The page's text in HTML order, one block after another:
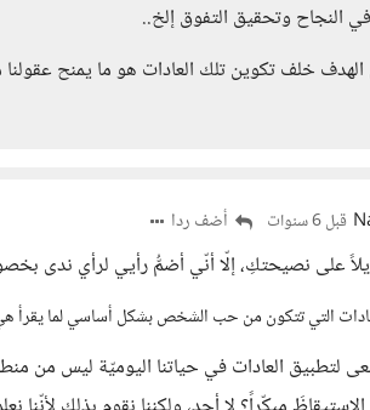
النجاح وتحقيق التفوق إلخ..
خلف تكوين تلك العادات هو ما يمنح
قبل 6 سنوات أضف ردا
على نصيحتكِ، إلّا أنّي أضمُّ رأيي لرأي ندى
التي تتكون من حب الشخص بشكل أساسي لما يقرأ هي
لتطبيق العادات في حياتنا اليوميّة ليس من